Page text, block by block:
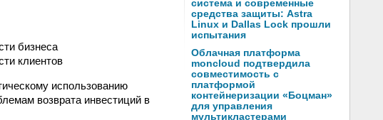
бизнеса
клиентов
использованию
возврата инвестиций в
система и современные
средства защиты: Astra
Linux и Dallas Lock прошли
испытания
Облачная платформа
moncloud подтвердила
совместимость с
платформой
контейнеризации «Боцман»
для управления
мультикластерами